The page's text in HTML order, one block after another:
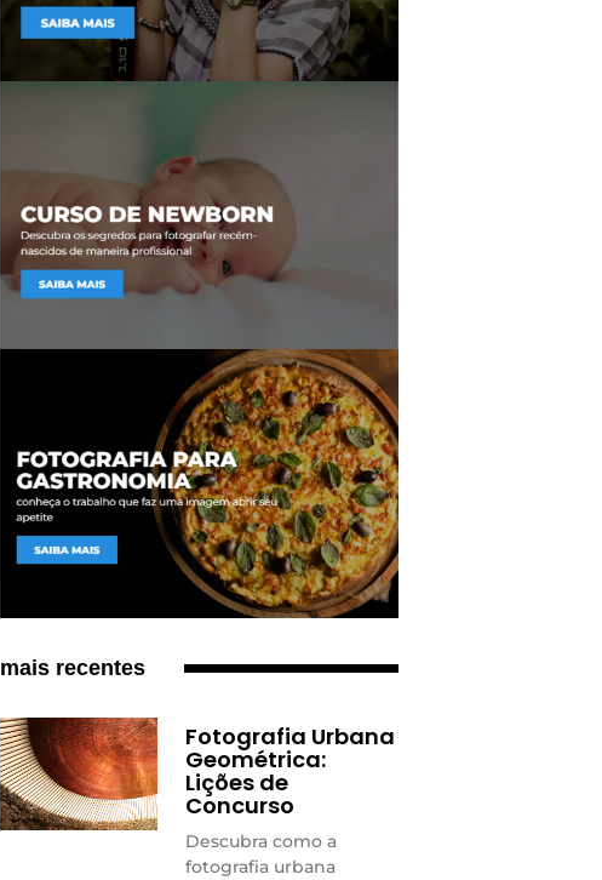
mais recentes
Fotografia Urbana
Geométrica:
Lições de
Concurso
Descubra como a
fotografia urbana